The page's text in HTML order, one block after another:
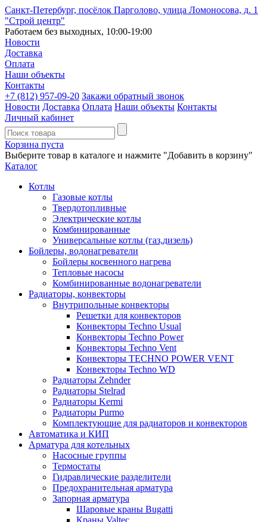
Санкт-Петербург, посёлок Парголово, улица Ломоносова, д. 1
"Строй центр"
Работаем без выходных, 10:00-19:00
Новости
Доставка
Оплата
Наши объекты
Контакты
+7 (812) 957-09-20 Закажи обратный звонок
Новости Доставка Оплата Наши объекты Контакты
Личный кабинет
Корзина пуста
Выберите товар в каталоге и нажмите "Добавить в корзину"
Каталог
Котлы
Газовые котлы
Твердотопливные
Электрические котлы
Комбинированные
Универсальные котлы (газ,дизель)
Бойлеры, водонагреватели
Бойлеры косвенного нагрева
Тепловые насосы
Комбинированные водонагреватели
Радиаторы, конвекторы
Внутрипольные конвекторы
Решетки для конвекторов
Конвекторы Techno Usual
Конвекторы Techno Power
Конвекторы Techno Vent
Конвекторы TECHNO POWER VENT
Конвекторы Techno WD
Радиаторы Zehnder
Радиаторы Stelrad
Радиаторы Kermi
Радиаторы Purmo
Комплектующие для радиаторов и конвекторов
Автоматика и КИП
Арматура для котельных
Насосные группы
Термостаты
Гидравлические разделители
Предохранительная арматура
Запорная арматура
Шаровые краны Bugatti
Краны Valtec